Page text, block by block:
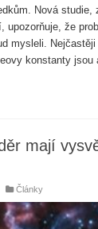
Nová studie,
upozorňuje, že
mysleli. Nejčastěji
konstanty jsou
mají
Články